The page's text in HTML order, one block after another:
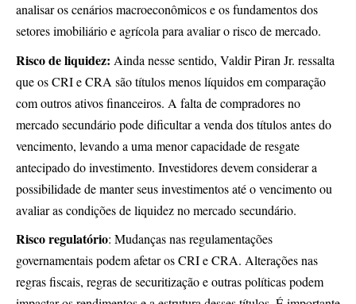
analisar os cenários macroeconômicos e os fundamentos dos
setores imobiliário e agrícola para avaliar o risco de mercado.
Risco de liquidez: Ainda nesse sentido, Valdir Piran Jr. ressalta
que os CRI e CRA são títulos menos líquidos em comparação
com outros ativos financeiros. A falta de compradores no
mercado secundário pode dificultar a venda dos títulos antes do
vencimento, levando a uma menor capacidade de resgate
antecipado do investimento. Investidores devem considerar a
possibilidade de manter seus investimentos até o vencimento ou
avaliar as condições de liquidez no mercado secundário.
Risco regulatório: Mudanças nas regulamentações
governamentais podem afetar os CRI e CRA. Alterações nas
regras fiscais, regras de securitização e outras políticas podem